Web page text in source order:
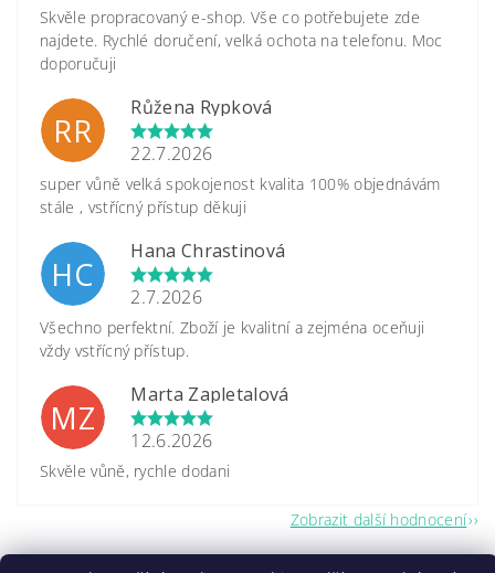
Skvěle propracovaný e-shop. Vše co potřebujete zde
najdete. Rychlé doručení, velká ochota na telefonu. Moc
doporučuji
RR
Růžena Rypková
22.7.2026
super vůně velká spokojenost kvalita 100% objednávám
stále , vstřícný přístup děkuji
HC
Hana Chrastinová
2.7.2026
Všechno perfektní. Zboží je kvalitní a zejména oceňuji
vždy vstřícný přístup.
MZ
Marta Zapletalová
12.6.2026
Skvěle vůně, rychle dodani
Zobrazit další hodnocení